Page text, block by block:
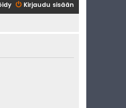
Kirjaudu sisään